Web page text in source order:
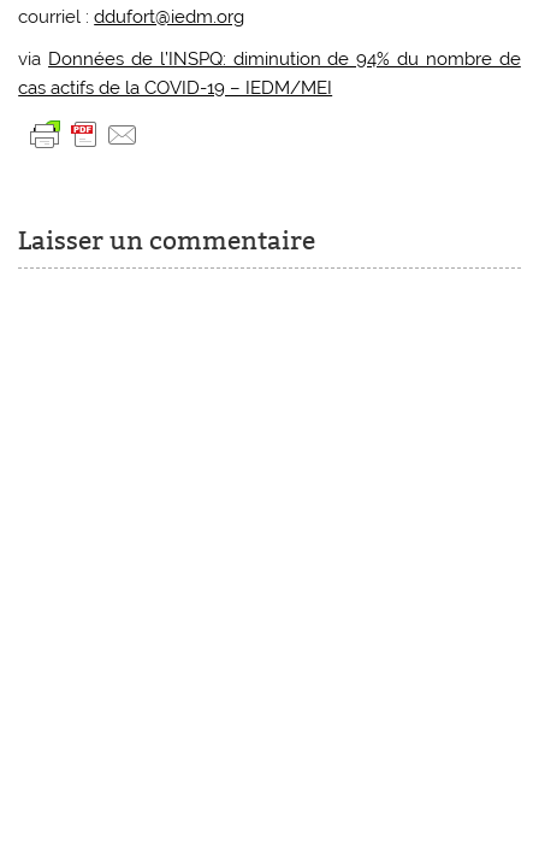
courriel :ddufort@iedm.org
via Données de l’INSPQ: diminution de 94% du nombre de
cas actifs de la COVID-19 – IEDM/MEI
Laisser un commentaire